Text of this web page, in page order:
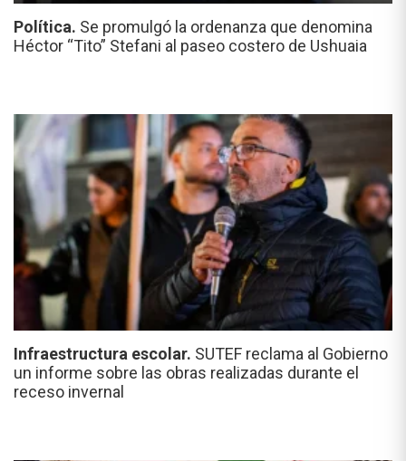
Política. Se promulgó la ordenanza que denomina
Héctor “Tito” Stefani al paseo costero de Ushuaia
Infraestructura escolar. SUTEF reclama al Gobierno
un informe sobre las obras realizadas durante el
receso invernal